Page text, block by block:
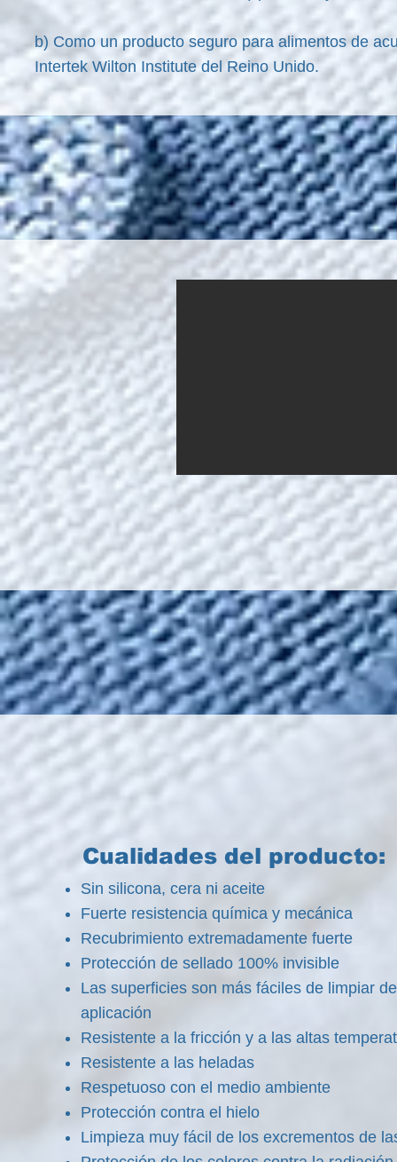
b) Como un producto seguro para alimentos de
Intertek Wilton Institute del Reino Unido.
Cualidades del producto:
Sin silicona, cera ni aceite
Fuerte resistencia química y mecánica
Recubrimiento extremadamente fuerte
Protección de sellado 100% invisible
Las superficies son más fáciles de limpiar
aplicación
Resistente a la fricción y a las altas
Resistente a las heladas
Respetuoso con el medio ambiente
Protección contra el hielo
Limpieza muy fácil de los excrementos de